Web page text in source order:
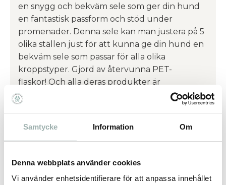
Samtycke Information Om
Denna webbplats använder cookies
Vi använder enhetsidentifierare för att anpassa innehållet
en snygg och bekväm sele som ger din hund
en fantastisk passform och stöd under
promenader. Denna sele kan man justera på 5
olika ställen just för att kunna ge din hund en
bekväm sele som passar för alla olika
kroppstyper. Gjord av återvunna PET-
flaskor! Och alla deras produkter är
certifierade av Global Recycle Standard
(GRS). Woodland sele är ett bra för din hund
Omdömen